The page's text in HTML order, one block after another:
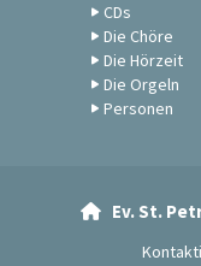
CDs
Die Chöre
Die Hörzeit
Die Orgeln
Personen
Ev. St.